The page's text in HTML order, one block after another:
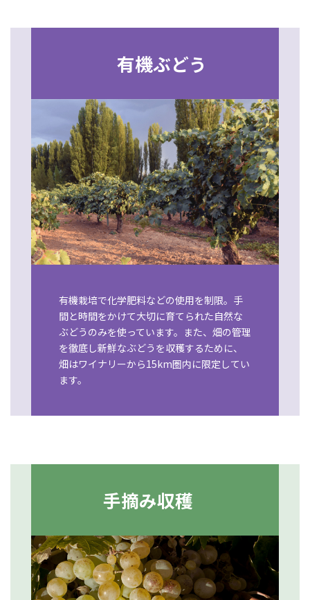
有機ぶどう
有機栽培で化学肥料などの使用を制限。手
間と時間をかけて大切に育てられた自然な
ぶどうのみを使っています。また、畑の管理
を徹底し新鮮なぶどうを収穫するために、
畑はワイナリーから15km圏内に限定してい
ます。
手摘み収穫